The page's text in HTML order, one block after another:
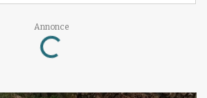
Annonce
Loading...